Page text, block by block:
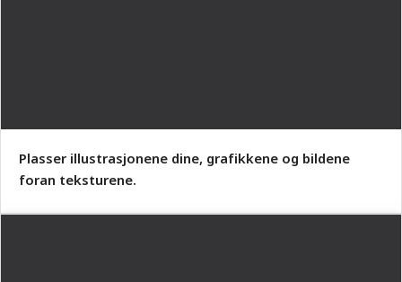
Plasser illustrasjonene dine, grafikkene og bildene
foran teksturene.